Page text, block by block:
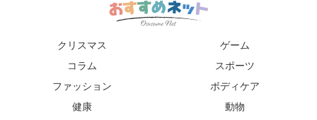
クリスマス
ゲーム
コラム
スポーツ
ファッション
ボディケア
健康
動物